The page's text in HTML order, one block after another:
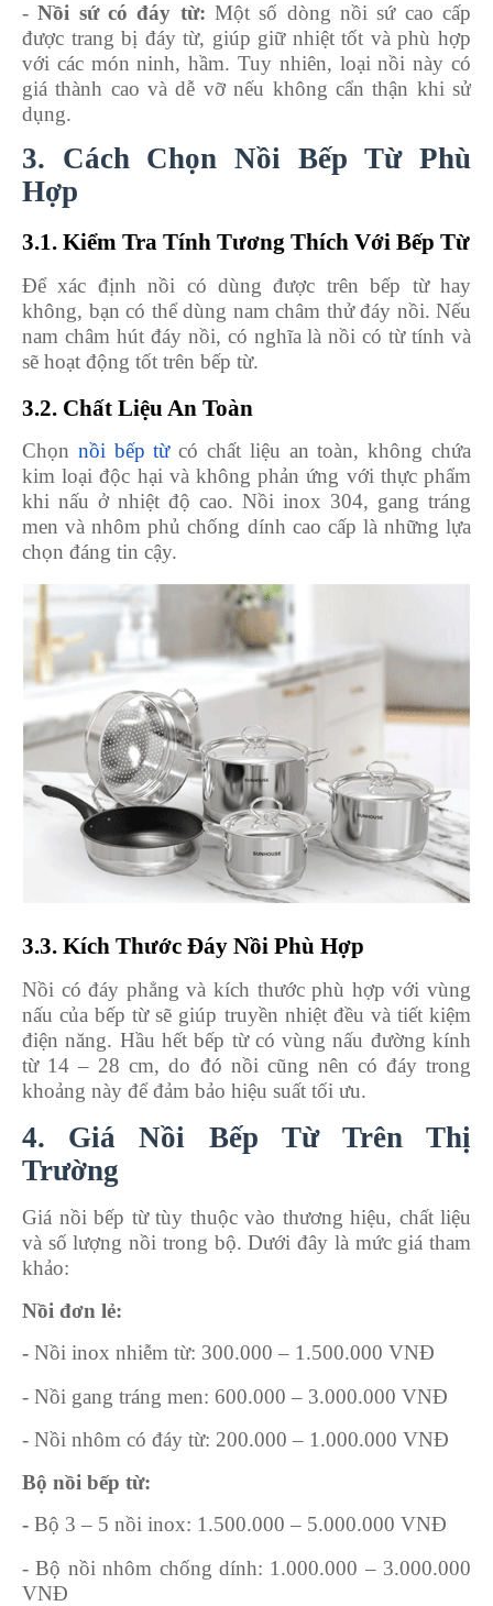
-Nồi sứ có đáy từ: Một số dòng nồi sứ cao cấp
được trang bị đáy từ, giúp giữ nhiệt tốt và phù hợp
với các món ninh, hầm. Tuy nhiên, loại nồi này có
giá thành cao và dễ vỡ nếu không cẩn thận khi sử
dụng.
3. Cách Chọn Nồi Bếp Từ Phù
Hợp
3.1. Kiểm Tra Tính Tương Thích Với Bếp Từ
Để xác định nồi có dùng được trên bếp từ hay
không, bạn có thể dùng nam châm thử đáy nồi. Nếu
nam châm hút đáy nồi, có nghĩa là nồi có từ tính và
sẽ hoạt động tốt trên bếp từ.
3.2. Chất Liệu An Toàn
Chọn nồi bếp từcó chất liệu an toàn, không chứa
kim loại độc hại và không phản ứng với thực phẩm
khi nấu ở nhiệt độ cao. Nồi inox 304, gang tráng
men và nhôm phủ chống dính cao cấp là những lựa
chọn đáng tin cậy.
3.3. Kích Thước Đáy Nồi Phù Hợp
Nồi có đáy phẳng và kích thước phù hợp với vùng
nấu của bếp từ sẽ giúp truyền nhiệt đều và tiết kiệm
điện năng. Hầu hết bếp từ có vùng nấu đường kính
từ 14 – 28 cm, do đó nồi cũng nên có đáy trong
khoảng này để đảm bảo hiệu suất tối ưu.
4. Giá Nồi Bếp Từ Trên Thị
Trường
Giá nồi bếp từ tùy thuộc vào thương hiệu, chất liệu
và số lượng nồi trong bộ. Dưới đây là mức giá tham
khảo:
Nồi đơn lẻ:
- Nồi inox nhiễm từ: 300.000 – 1.500.000 VNĐ
- Nồi gang tráng men: 600.000 – 3.000.000 VNĐ
- Nồi nhôm có đáy từ: 200.000 – 1.000.000 VNĐ
Bộ nồi bếp từ:
- Bộ 3 – 5 nồi inox: 1.500.000 – 5.000.000 VNĐ
- Bộ nồi nhôm chống dính: 1.000.000 – 3.000.000
VNĐ